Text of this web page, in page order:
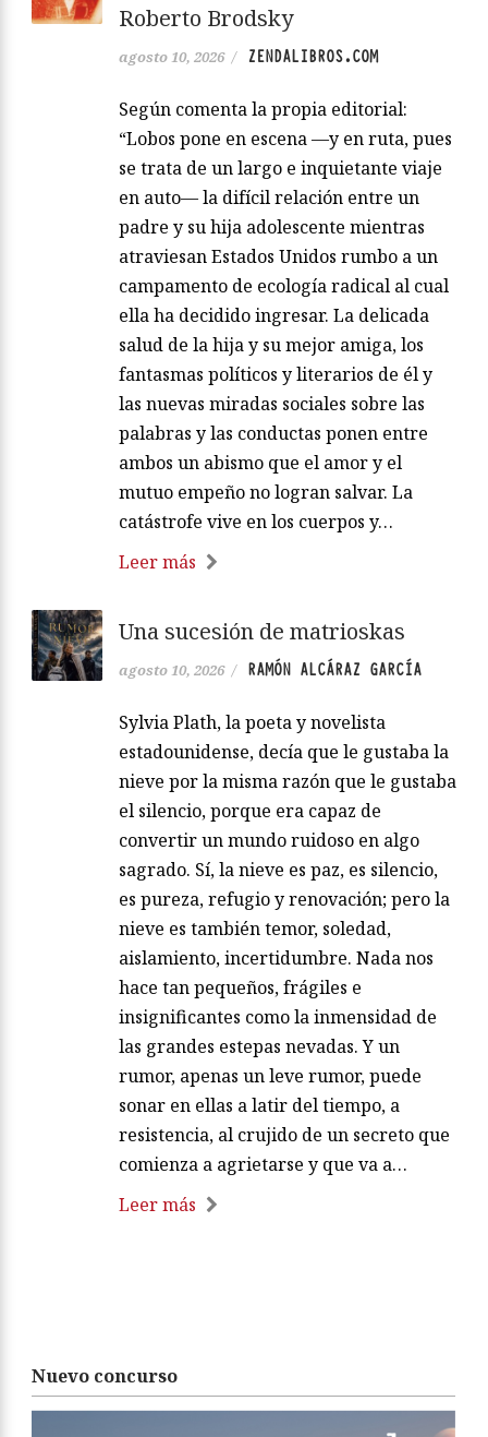
Roberto Brodsky
agosto 10, 2026 / ZENDALIBROS.COM
Según comenta la propia editorial:
“Lobos pone en escena —y en ruta, pues
se trata de un largo e inquietante viaje
en auto— la difícil relación entre un
padre y su hija adolescente mientras
atraviesan Estados Unidos rumbo a un
campamento de ecología radical al cual
ella ha decidido ingresar. La delicada
salud de la hija y su mejor amiga, los
fantasmas políticos y literarios de él y
las nuevas miradas sociales sobre las
palabras y las conductas ponen entre
ambos un abismo que el amor y el
mutuo empeño no logran salvar. La
catástrofe vive en los cuerpos y…
Leer más
Una sucesión de matrioskas
agosto 10, 2026 / RAMÓN ALCÁRAZ GARCÍA
Sylvia Plath, la poeta y novelista
estadounidense, decía que le gustaba la
nieve por la misma razón que le gustaba
el silencio, porque era capaz de
convertir un mundo ruidoso en algo
sagrado. Sí, la nieve es paz, es silencio,
es pureza, refugio y renovación; pero la
nieve es también temor, soledad,
aislamiento, incertidumbre. Nada nos
hace tan pequeños, frágiles e
insignificantes como la inmensidad de
las grandes estepas nevadas. Y un
rumor, apenas un leve rumor, puede
sonar en ellas a latir del tiempo, a
resistencia, al crujido de un secreto que
comienza a agrietarse y que va a…
Leer más
Nuevo concurso